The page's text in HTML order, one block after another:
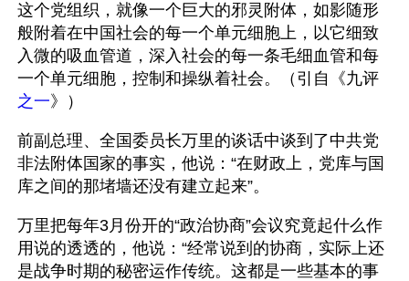
这个党组织，就像一个巨大的邪灵附体，如影随形
般附着在中国社会的每一个单元细胞上，以它细致
入微的吸血管道，深入社会的每一条毛细血管和每
一个单元细胞，控制和操纵着社会。（引自《九评
之一》）
前副总理、全国委员长万里的谈话中谈到了中共党
非法附体国家的事实，他说：“在财政上，党库与国
库之间的那堵墙还没有建立起来”。
万里把每年3月份开的“政治协商”会议究竟起什么作
用说的透透的，他说：“经常说到的协商，实际上还
是战争时期的秘密运作传统。这都是一些基本的事